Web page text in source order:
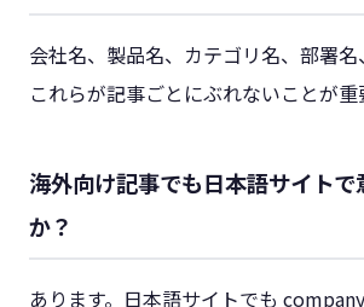
会社名、製品名、カテゴリ名、部署名
これらが記事ごとにぶれないことが重
海外向け記事でも日本語サイト
か？
あります。日本語サイトでも